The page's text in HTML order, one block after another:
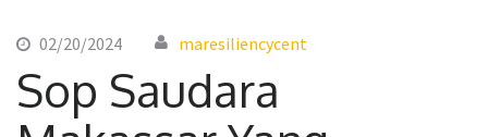
02/20/2024 maresiliencycent
Sop Saudara